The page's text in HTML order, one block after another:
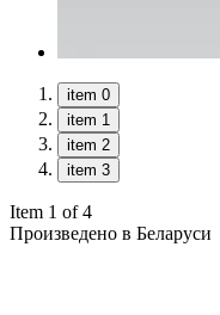
item 0
item 1
item 2
item 3
Item 1 of 4
Произведено в Беларуси